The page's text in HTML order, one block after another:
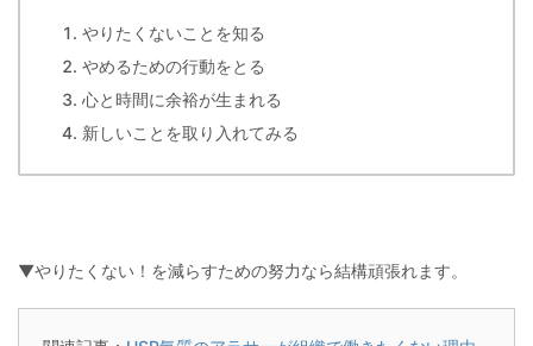
やりたくないことを知る
やめるための行動をとる
心と時間に余裕が生まれる
新しいことを取り入れてみる
▼やりたくない！を減らすための努力なら結構頑張れます。